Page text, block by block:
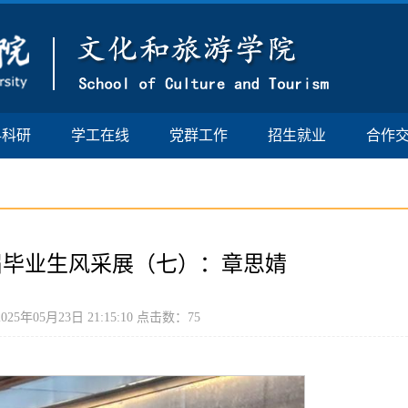
研 学工在线 党群工作 招生就业 合作
业生风采展（七）：章思婧
年05月23日 21:15:10 点击数： 75